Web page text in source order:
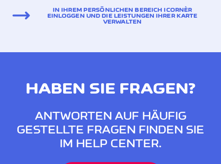
IN IHREM PERSÖNLICHEN BEREICH ICORNÈR
EINLOGGEN UND DIE LEISTUNGEN IHRER KARTE
VERWALTEN
HABEN SIE FRAGEN?
ANTWORTEN AUF HÄUFIG
GESTELLTE FRAGEN FINDEN SIE
IM HELP CENTER.